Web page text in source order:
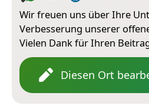
Wir freuen uns über Ihre
Verbesserung unserer
Vielen Dank für Ihren
Diesen Ort